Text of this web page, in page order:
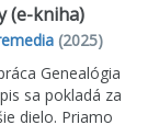
(e-kniha)
(2025)
Genealógia
sa pokladá za
dielo. Priamo